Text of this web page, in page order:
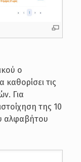
ο
καθορίσει τις
Για
της 10
αλφαβήτου